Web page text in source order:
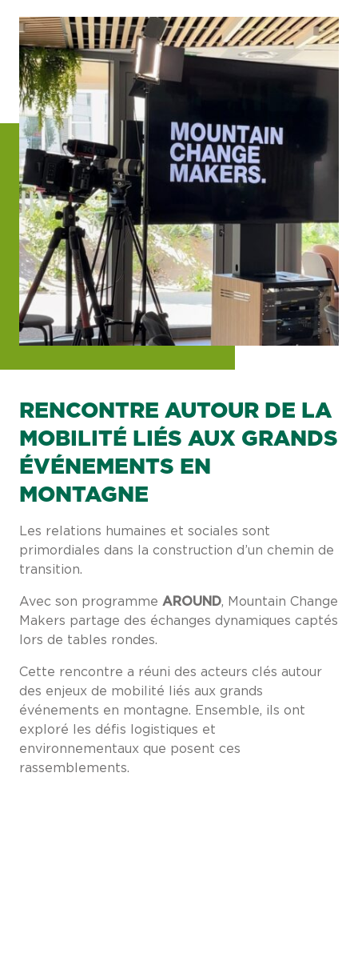
RENCONTRE AUTOUR DE LA
MOBILITÉ LIÉS AUX GRANDS
ÉVÉNEMENTS EN
MONTAGNE
Les relations humaines et sociales sont
primordiales dans la construction d’un chemin de
transition.
Avec son programme AROUND, Mountain Change
Makers partage des échanges dynamiques captés
lors de tables rondes.
Cette rencontre a réuni des acteurs clés autour
des enjeux de mobilité liés aux grands
événements en montagne. Ensemble, ils ont
exploré les défis logistiques et
environnementaux que posent ces
rassemblements.